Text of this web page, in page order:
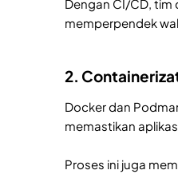
Dengan CI/CD,
memperpendek
2.
Docker dan
memastikan
Proses ini juga